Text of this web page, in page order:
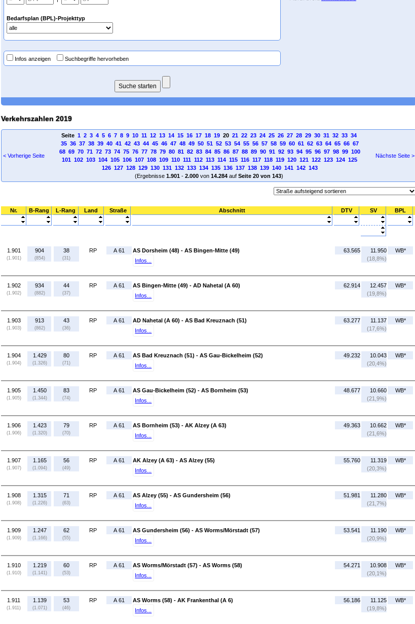
Bedarfsplan (BPL)-Projekttyp
Infos anzeigen Suchbegriffe hervorheben
Verkehrszahlen 2019
< Vorherige Seite
Seite 1 2 3 4 5 6 7 8 9 10 11 12 13 14 15 16 17 18 1920 21 22 23 24 25 26 27 28 29 30 31 32 33 34
35 36 37 38 39 40 41 42 43 44 45 46 47 48 49 50 51 52 53 54 55 56 57 58 59 60 61 62 63 64 65 66 67
68 69 70 71 72 73 74 75 76 77 78 79 80 81 82 83 84 85 86 87 88 89 90 91 92 93 94 95 96 97 98 99 100
101 102 103 104 105 106 107 108 109 110 111 112 113 114 115 116 117 118 119 120 121 122 123 124 125
126 127 128 129 130 131 132 133 134 135 136 137 138 139 140 141 142 143
(Ergebnisse 1.901- 2.000von 14.284auf Seite 20 von 143)
Nächste Seite >
Nr. B-Rang L-Rang Land Straße Abschnitt DTV SV BPL
1.901
(1.901)
904
(854)
38
(31)
RP A 61
AS Dorsheim (48) - AS Bingen-Mitte (49)
Infos...
63.565
11.950
(18,8%)
WB*
1.902
(1.902)
934
(882)
44
(37)
RP A 61
AS Bingen-Mitte (49) - AD Nahetal (A 60)
Infos...
62.914
12.457
(19,8%)
WB*
1.903
(1.903)
913
(862)
43
(36)
RP A 61
AD Nahetal (A 60) - AS Bad Kreuznach (51)
Infos...
63.277
11.137
(17,6%)
WB*
1.904
(1.904)
1.429
(1.326)
80
(71)
RP A 61
AS Bad Kreuznach (51) - AS Gau-Bickelheim (52)
Infos...
49.232
10.043
(20,4%)
WB*
1.905
(1.905)
1.450
(1.344)
83
(74)
RP A 61
AS Gau-Bickelheim (52) - AS Bornheim (53)
Infos...
48.677
10.660
(21,9%)
WB*
1.906
(1.906)
1.423
(1.320)
79
(70)
RP A 61
AS Bornheim (53) - AK Alzey (A 63)
Infos...
49.363
10.662
(21,6%)
WB*
1.907
(1.907)
1.165
(1.094)
56
(49)
RP A 61
AK Alzey (A 63) - AS Alzey (55)
Infos...
55.760
11.319
(20,3%)
WB*
1.908
(1.908)
1.315
(1.226)
71
(63)
RP A 61
AS Alzey (55) - AS Gundersheim (56)
Infos...
51.981
11.280
(21,7%)
WB*
1.909
(1.909)
1.247
(1.166)
62
(55)
RP A 61
AS Gundersheim (56) - AS Worms/Mörstadt (57)
Infos...
53.541
11.190
(20,9%)
WB*
1.910
(1.910)
1.219
(1.141)
60
(53)
RP A 61
AS Worms/Mörstadt (57) - AS Worms (58)
Infos...
54.271
10.908
(20,1%)
WB*
1.911
(1.911)
1.139
(1.071)
53
(46)
RP A 61
AS Worms (58) - AK Frankenthal (A 6)
Infos...
56.186
11.125
(19,8%)
WB*